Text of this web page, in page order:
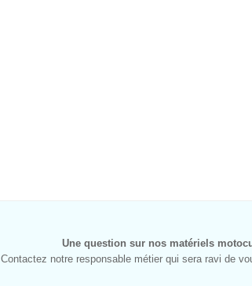
Une question sur nos matériels
Contactez notre responsable métier qui sera ravi de